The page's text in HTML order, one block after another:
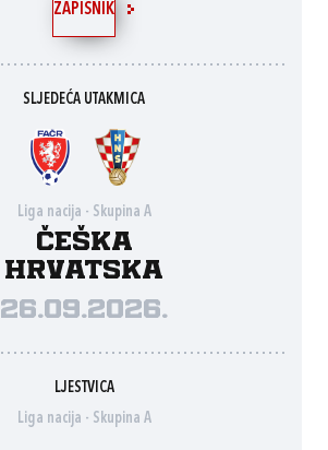
ZAPISNIK
SLJEDEĆA UTAKMICA
Liga nacija - Skupina A
Češka
Hrvatska
26.09.2026.
LJESTVICA
Liga nacija - Skupina A